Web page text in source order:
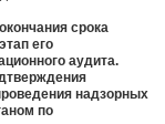
срока
его
аудита.
надзорных
по